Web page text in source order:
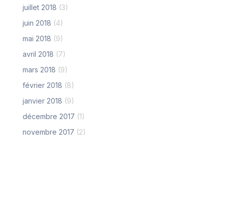
juillet 2018 (3)
juin 2018 (4)
mai 2018 (9)
avril 2018 (7)
mars 2018 (9)
février 2018 (8)
janvier 2018 (9)
décembre 2017 (1)
novembre 2017 (2)